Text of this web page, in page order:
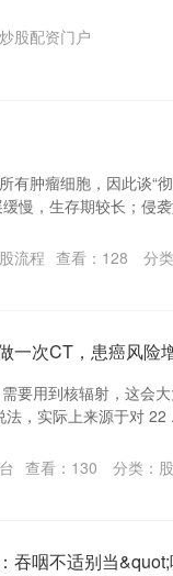
股配资门户
有肿瘤细胞，因此谈“
慢，生存期较长；侵
流程 查看： 128 分
一次CT，患癌风险
要用到核辐射，这会
，实际上来源于对 22
查看： 130 分类：
吞咽不适别当